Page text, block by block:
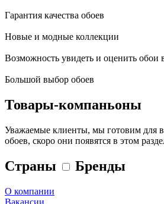
Гарантия качества обоев
Новые и модные коллекции
Возможность увидеть и оценить обои
Большой выбор обоев
Товары-компаньоны
Уважаемые клиенты, мы готовим для
обоев, скоро они появятся в этом
Страны Бренды
О компании
Вакансии